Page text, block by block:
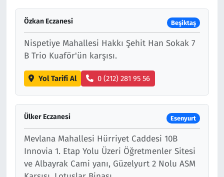
Özkan Eczanesi Beşiktaş
Nispetiye Mahallesi Hakkı Şehit Han Sokak 7
B Trio Kuaför'ün karşısı.
Yol Tarifi Al 0 (212) 281 95 56
Ülker Eczanesi Esenyurt
Mevlana Mahallesi Hürriyet Caddesi 10B
Innovia 1. Etap Yolu Üzeri Öğretmenler Sitesi
ve Albayrak Cami yanı, Güzelyurt 2 Nolu ASM